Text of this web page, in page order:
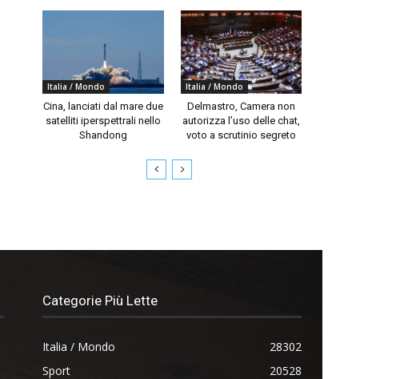
Italia / Mondo
Cina, lanciati dal mare due
satelliti iperspettrali nello
Shandong
Italia / Mondo
Delmastro, Camera non
autorizza l’uso delle chat,
voto a scrutinio segreto
Categorie Più Lette
Italia / Mondo
28302
Sport
20528